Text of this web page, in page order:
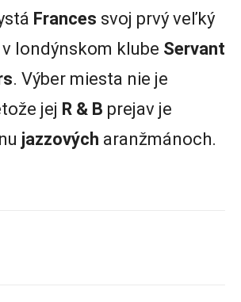
Frances svoj prvý veľký
londýnskom klube Servant
. Výber miesta nie je
jej R & B prejav je
jazzových aranžmánoch.